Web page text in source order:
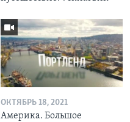
ОКТЯБРЬ 18, 2021
Америка. Большое